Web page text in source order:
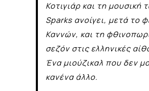
Κοτιγιάρ και τη μουσική
Sparks ανοίγει, μετά το
Καννών, και τη
σεζόν στις ελληνικές
Ένα μιούζικαλ που δεν
κανένα άλλο.